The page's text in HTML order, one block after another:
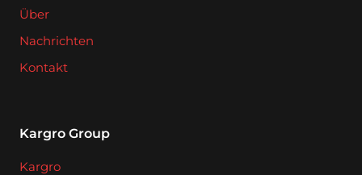
Über
Nachrichten
Kontakt
Kargro Group
Kargro